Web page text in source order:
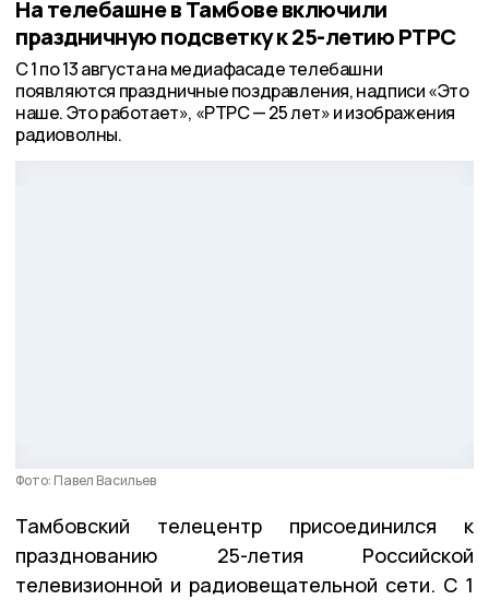
На телебашне в Тамбове включили
праздничную подсветку к 25-летию РТРС
С 1 по 13 августа на медиафасаде телебашни
появляются праздничные поздравления, надписи «Это
наше. Это работает», «РТРС — 25 лет» и изображения
радиоволны.
Фото: Павел Васильев
Тамбовский телецентр присоединился к
празднованию 25-летия Российской
телевизионной и радиовещательной сети. С 1